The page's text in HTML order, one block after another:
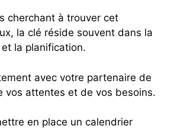
cherchant à trouver cet
la clé réside souvent dans la
la planification.
avec votre partenaire de
vos attentes et de vos besoins.
en place un calendrier